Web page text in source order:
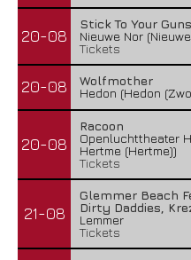
20-08
Stick To Your Guns
Nieuwe Nor
Tickets
20-08
Wolfmother
Hedon (Hedon
20-08
Racoon
Openluchttheater
Hertme (Hertme))
Tickets
21-08
Glemmer Beach
Dirty Daddies,
Lemmer
Tickets